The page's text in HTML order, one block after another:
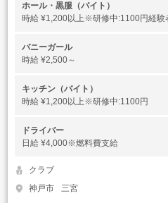
ホール・黒服（バイト）
時給 ¥1,200以上※研修中:1100円経験
バニーガール
時給 ¥2,500～
キッチン（バイト）
時給 ¥1,200以上※研修中:1100円
ドライバー
日給 ¥4,000※燃料費支給
クラブ
神戸市
三宮